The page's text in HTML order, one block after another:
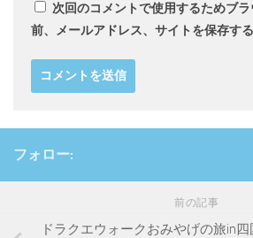
次回のコメントで使用するためブ
前、メールアドレス、サイトを保存する
フォロー:
前の記事
ドラクエウォークおみやげの旅in